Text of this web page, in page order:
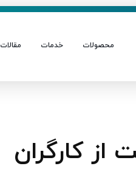
محصولات خدمات مقالات
کارگران